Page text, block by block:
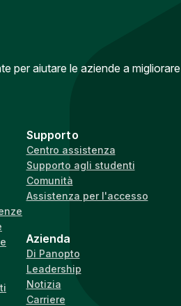
per aiutare le aziende a migliorare
Supporto
Centro assistenza
Supporto agli studenti
Comunità
Assistenza per l'accesso
Azienda
Di Panopto
Leadership
Notizia
Carriere